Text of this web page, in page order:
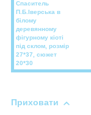
Спаситель
П.Б.Іверська в
білому
деревянному
фігурному кіоті
під склом, розмір
27*37, сюжет
20*30
Приховати